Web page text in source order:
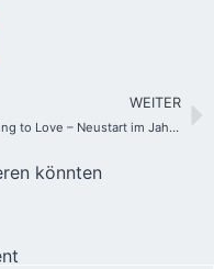
WEITER
Leading to Love – Neustart im Jahr 2022
könnten